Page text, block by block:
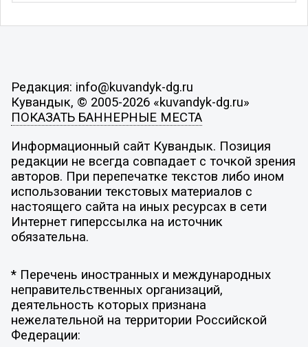
Редакция: info@kuvandyk-dg.ru
Кувандык, © 2005-2026 «kuvandyk-dg.ru»
ПОКАЗАТЬ БАННЕРНЫЕ МЕСТА
Информационный сайт Кувандык. Позиция
редакции не всегда совпадает с точкой зрения
авторов. При перепечатке текстов либо ином
использовании текстовых материалов с
настоящего сайта на иных ресурсах в сети
Интернет гиперссылка на источник
обязательна.
* Перечень иностранных и международных
неправительственных организаций,
деятельность которых признана
нежелательной на территории Российской
Федерации: